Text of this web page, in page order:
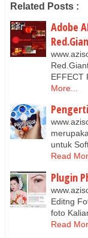
Related Posts :
Adobe
EFFECT
More...
untuk
Read
Plugin
Editng
foto
Read